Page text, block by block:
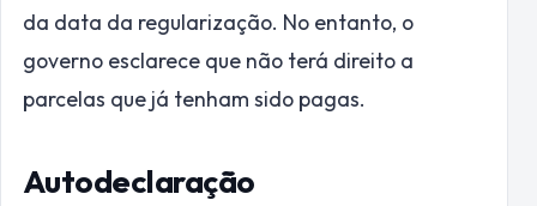
da data da regularização. No entanto, o
governo esclarece que não terá direito a
parcelas que já tenham sido pagas.
Autodeclaração